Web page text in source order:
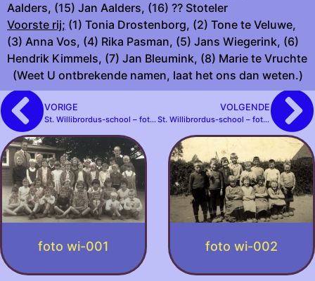
Aalders, (15) Jan Aalders, (16) ?? Stoteler
Voorste rij; (1) Tonia Drostenborg, (2) Tone te Veluwe,
(3) Anna Vos, (4) Rika Pasman, (5) Jans Wiegerink, (6)
Hendrik Kimmels, (7) Jan Bleumink, (8) Marie te Vruchte
(Weet U ontbrekende namen, laat het ons dan weten.)
VORIGE
St. Willibrordus-school – foto wi-022
VOLGENDE
St. Willibrordus-school – foto wi-024
foto wi-001 foto wi-002